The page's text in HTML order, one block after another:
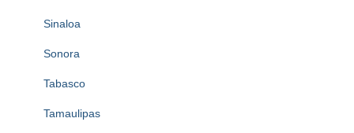
Sinaloa
Sonora
Tabasco
Tamaulipas